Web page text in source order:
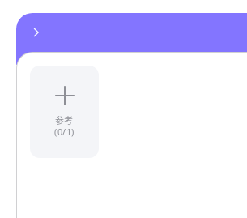
参考
(0/1)